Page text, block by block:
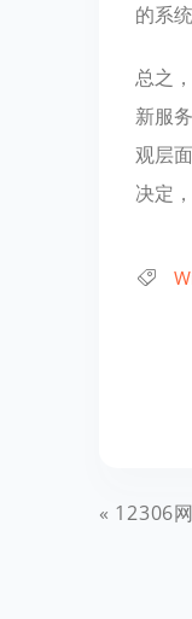
的系
总之
新服
观层
决定
12306